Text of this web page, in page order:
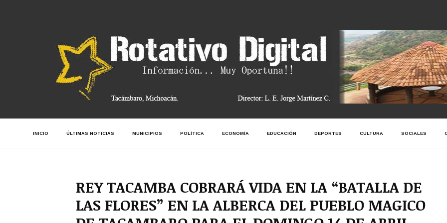
INICIO ÚLTIMAS NOTICIAS MUNICIPIOS POLÍTICA ECONOMÍA EDUCACIÓN DEPORTES CULTURA SOCIALES
REY TACAMBA COBRARÁ VIDA EN LA “BATALLA DE
LAS FLORES” EN LA ALBERCA DEL PUEBLO MAGICO